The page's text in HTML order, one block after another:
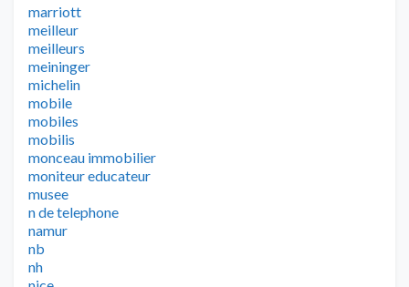
marriott
meilleur
meilleurs
meininger
michelin
mobile
mobiles
mobilis
monceau immobilier
moniteur educateur
musee
n de telephone
namur
nb
nh